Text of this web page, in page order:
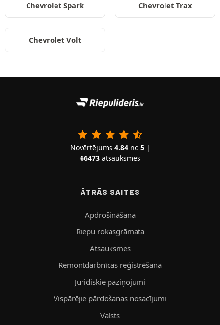
Chevrolet Spark Chevrolet Trax
Chevrolet Volt
Novērtējums 4.84no 5|
66473atsauksmes
ĀTRĀS SAITES
Apdrošināšana
Riepu rokasgrāmata
Atsauksmes
Remontdarbnīcas reģistrēšana
Juridiskie paziņojumi
Vispārējie pārdošanas nosacījumi
Valsts